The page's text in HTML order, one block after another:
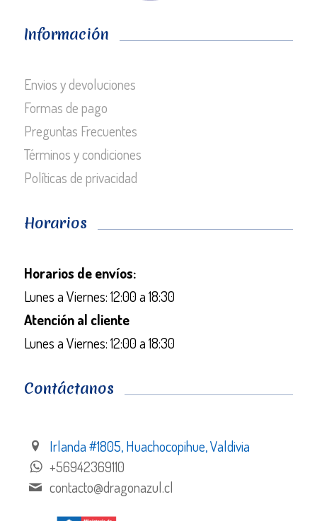
Información
Envios y devoluciones
Formas de pago
Preguntas Frecuentes
Términos y condiciones
Políticas de privacidad
Horarios
Horarios de envíos:
Lunes a Viernes: 12:00 a 18:30
Atención al cliente
Lunes a Viernes: 12:00 a 18:30
Contáctanos
Irlanda #1805, Huachocopihue, Valdivia
+56942369110
contacto@dragonazul.cl